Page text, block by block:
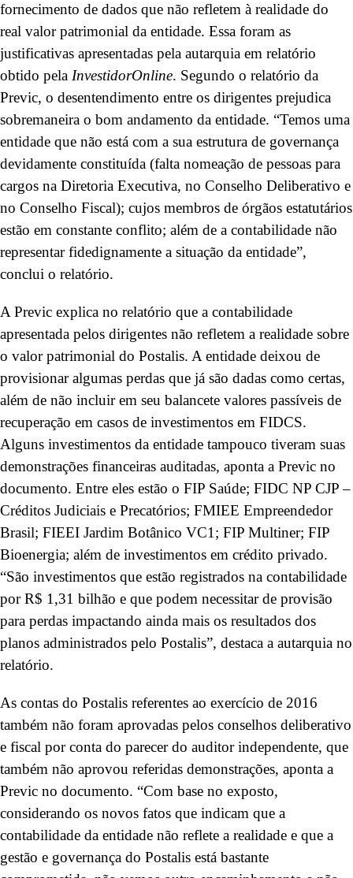
fornecimento de dados que não refletem à realidade do
real valor patrimonial da entidade. Essa foram as
justificativas apresentadas pela autarquia em relatório
obtido pela InvestidorOnline. Segundo o relatório da
Previc, o desentendimento entre os dirigentes prejudica
sobremaneira o bom andamento da entidade. “Temos uma
entidade que não está com a sua estrutura de governança
devidamente constituída (falta nomeação de pessoas para
cargos na Diretoria Executiva, no Conselho Deliberativo e
no Conselho Fiscal); cujos membros de órgãos estatutários
estão em constante conflito; além de a contabilidade não
representar fidedignamente a situação da entidade”,
conclui o relatório.
A Previc explica no relatório que a contabilidade
apresentada pelos dirigentes não refletem a realidade sobre
o valor patrimonial do Postalis. A entidade deixou de
provisionar algumas perdas que já são dadas como certas,
além de não incluir em seu balancete valores passíveis de
recuperação em casos de investimentos em FIDCS.
Alguns investimentos da entidade tampouco tiveram suas
demonstrações financeiras auditadas, aponta a Previc no
documento. Entre eles estão o FIP Saúde; FIDC NP CJP –
Créditos Judiciais e Precatórios; FMIEE Empreendedor
Brasil; FIEEI Jardim Botânico VC1; FIP Multiner; FIP
Bioenergia; além de investimentos em crédito privado.
“São investimentos que estão registrados na contabilidade
por R$ 1,31 bilhão e que podem necessitar de provisão
para perdas impactando ainda mais os resultados dos
planos administrados pelo Postalis”, destaca a autarquia no
relatório.
As contas do Postalis referentes ao exercício de 2016
também não foram aprovadas pelos conselhos deliberativo
e fiscal por conta do parecer do auditor independente, que
também não aprovou referidas demonstrações, aponta a
Previc no documento. “Com base no exposto,
considerando os novos fatos que indicam que a
contabilidade da entidade não reflete a realidade e que a
gestão e governança do Postalis está bastante